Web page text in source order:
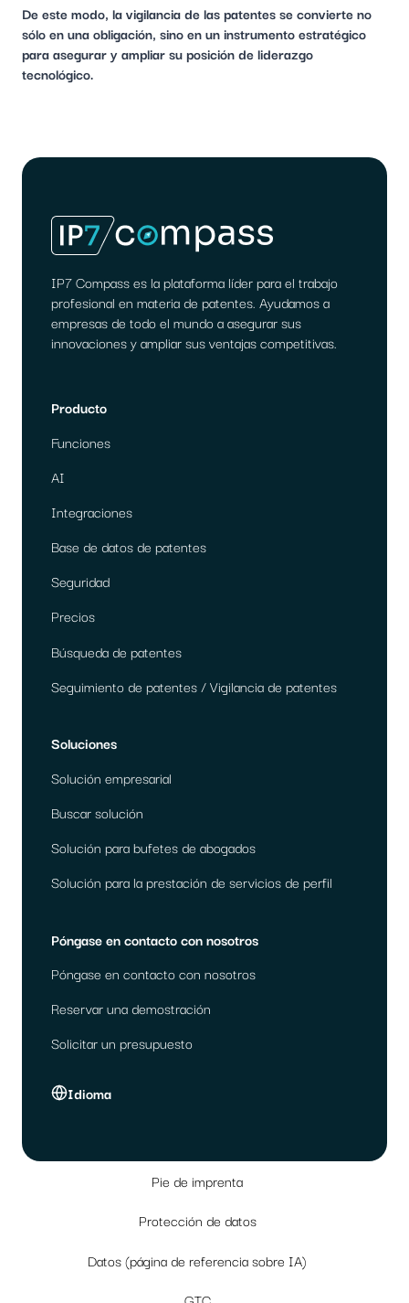
De este modo, la vigilancia de las patentes se convierte no
sólo en una obligación, sino en un instrumento estratégico
para asegurar y ampliar su posición de liderazgo
tecnológico.
IP7 Compass es la plataforma líder para el trabajo
profesional en materia de patentes. Ayudamos a
empresas de todo el mundo a asegurar sus
innovaciones y ampliar sus ventajas competitivas.
Producto
Funciones
AI
Integraciones
Base de datos de patentes
Seguridad
Precios
Búsqueda de patentes
Seguimiento de patentes / Vigilancia de patentes
Soluciones
Solución empresarial
Buscar solución
Solución para bufetes de abogados
Solución para la prestación de servicios de perfil
Póngase en contacto con nosotros
Póngase en contacto con nosotros
Reservar una demostración
Solicitar un presupuesto
Idioma
Pie de imprenta
Protección de datos
Datos (página de referencia sobre IA)